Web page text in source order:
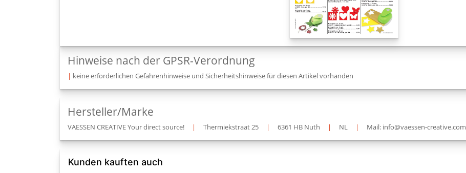
Hinweise nach der GPSR-Verordnung
| keine erforderlichen Gefahrenhinweise und Sicherheitshinweise für diesen Artikel vorhanden
Hersteller/Marke
VAESSEN CREATIVE Your direct source! | Thermiekstraat 25 | 6361 HB Nuth | NL | Mail: info@vaessen-creative.com
Kunden kauften auch